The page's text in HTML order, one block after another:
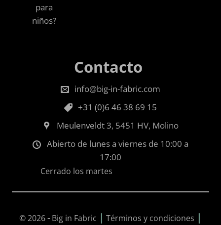
para
niños?
Contacto
info@big-in-fabric.com
+31 (0)6 46 38 69 15
Meulenveldt 3, 5451 HV, Molino
Abierto de lunes a viernes de 10:00 a
17:00
Cerrado los martes
© 2026-Big in Fabric | Términos y condiciones |